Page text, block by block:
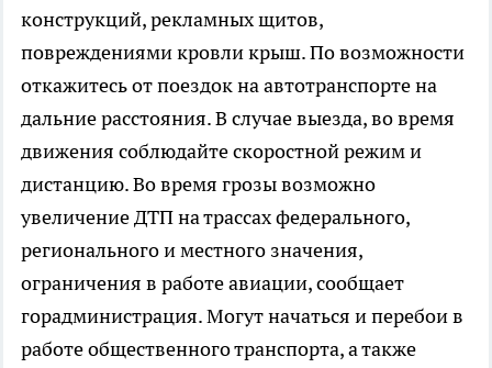
конструкций, рекламных щитов,
повреждениями кровли крыш. По возможности
откажитесь от поездок на автотранспорте на
дальние расстояния. В случае выезда, во время
движения соблюдайте скоростной режим и
дистанцию. Во время грозы возможно
увеличение ДТП на трассах федерального,
регионального и местного значения,
ограничения в работе авиации, сообщает
горадминистрация. Могут начаться и перебои в
работе общественного транспорта, а также